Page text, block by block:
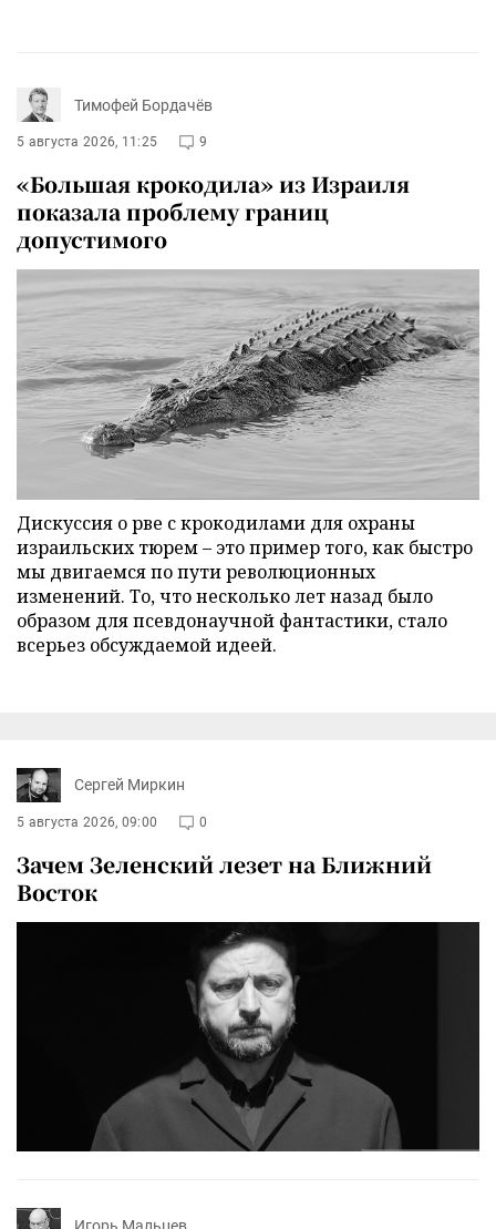
Тимофей Бордачёв
5 августа 2026, 11:25 9
«Большая крокодила» из Израиля
показала проблему границ
допустимого
Дискуссия о рве с крокодилами для охраны
израильских тюрем – это пример того, как быстро
мы двигаемся по пути революционных
изменений. То, что несколько лет назад было
образом для псевдонаучной фантастики, стало
всерьез обсуждаемой идеей.
Сергей Миркин
5 августа 2026, 09:00 0
Зачем Зеленский лезет на Ближний
Восток
Игорь Мальцев